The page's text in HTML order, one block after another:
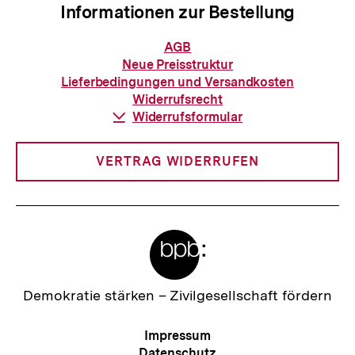
l
Informationen zur Bestellung
Informationen
zur
Bestellung
AGB
Neue Preisstruktur
Lieferbedingungen und Versandkosten
Widerrufsrecht
Download-
Widerrufsformular
VERTRAG WIDERRUFEN
Zur
Demokratie stärken – Zivilgesellschaft fördern
Meta-
Navigation
Impressum